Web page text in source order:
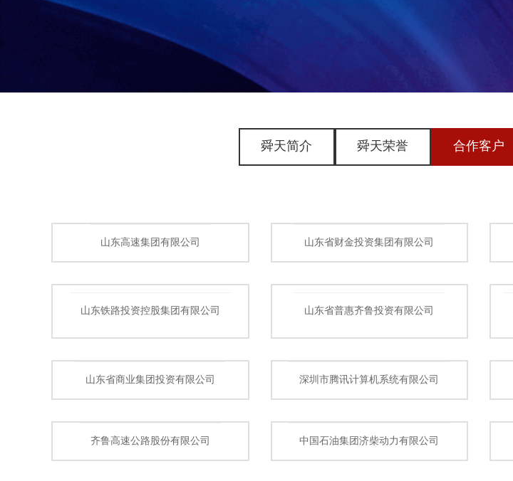
舜天简介 舜天荣誉 合作客户
山东高速集团有限公司 山东省财金投资集团有限公司
山东铁路投资控股集团有限公司 山东省普惠齐鲁投资有限公司
山东省商业集团投资有限公司 深圳市腾讯计算机系统有限公司
齐鲁高速公路股份有限公司 中国石油集团济柴动力有限公司